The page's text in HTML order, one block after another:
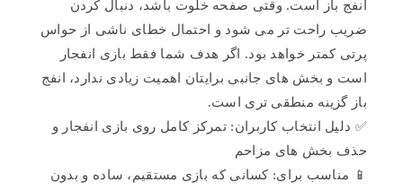
انفج باز است. وقتی صفحه خلوت باشد، دنبال کردن
ضریب راحت تر می شود و احتمال خطای ناشی از حواس
پرتی کمتر خواهد بود. اگر هدف شما فقط بازی انفجار
است و بخش های جانبی برایتان اهمیت زیادی ندارد، انفج
باز گزینه منطقی تری است.
✅ دلیل انتخاب کاربران: تمرکز کامل روی بازی انفجار و
حذف بخش های مزاحم
📱 مناسب برای: کسانی که بازی مستقیم، ساده و بدون